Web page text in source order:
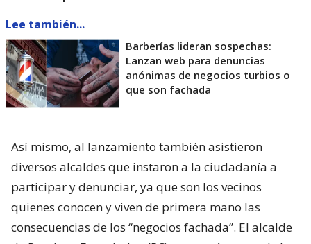
Lee también...
Barberías lideran sospechas:
Lanzan web para denuncias
anónimas de negocios turbios o
que son fachada
Así mismo, al lanzamiento también asistieron
diversos alcaldes que instaron a la ciudadanía a
participar y denunciar, ya que son los vecinos
quienes conocen y viven de primera mano las
consecuencias de los “negocios fachada”. El alcalde